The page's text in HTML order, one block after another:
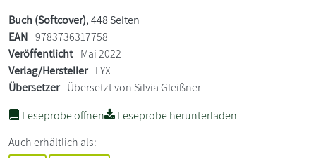
Buch (Softcover), 448 Seiten
EAN 9783736317758
Veröffentlicht Mai 2022
Verlag/Hersteller LYX
Übersetzer Übersetzt von Silvia Gleißner
Leseprobe öffnen
Leseprobe herunterladen
Auch erhältlich als: